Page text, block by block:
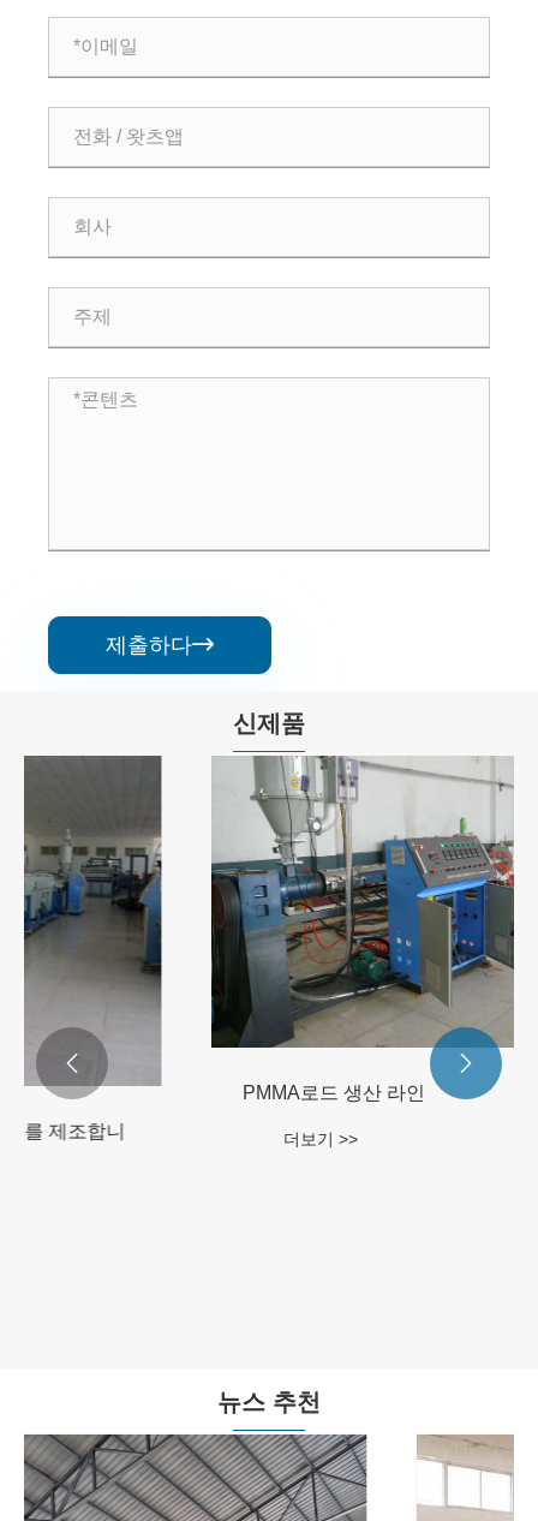
제출하다
신제품
 
뉴스 추천